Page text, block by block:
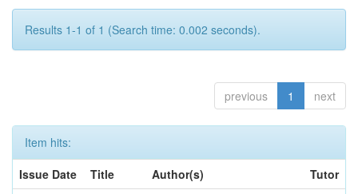
Results 1-1 of 1 (Search time: 0.002 seconds).
previous 1 next
Item hits:
Issue Date
Title Author(s)
Tutor